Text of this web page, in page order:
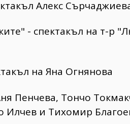
Алекс
- спектакъл на т-р
на Яна Огнянова
Пенчева, Тончо
Илчев и Тихомир